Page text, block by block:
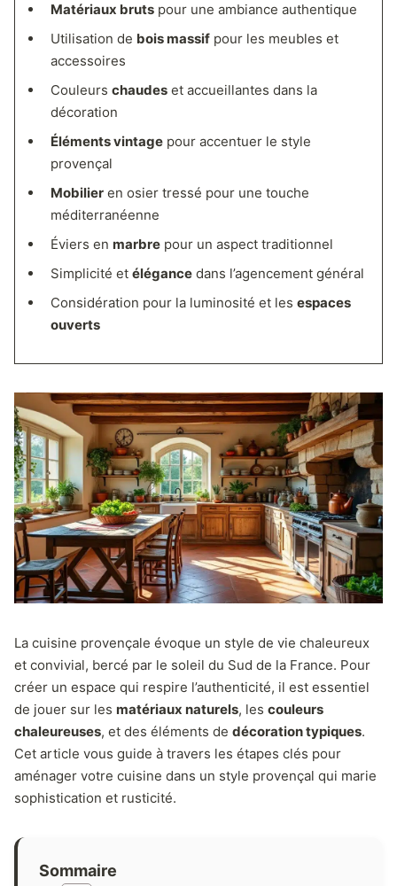
Matériaux brutspour une ambiance authentique
Utilisation de bois massifpour les meubles et
accessoires
Couleurs chaudeset accueillantes dans la
décoration
Éléments vintagepour accentuer le style
provençal
Mobilieren osier tressé pour une touche
méditerranéenne
Éviers en marbrepour un aspect traditionnel
Simplicité et élégancedans l’agencement général
Considération pour la luminosité et les espaces
ouverts
La cuisine provençale évoque un style de vie chaleureux
et convivial, bercé par le soleil du Sud de la France. Pour
créer un espace qui respire l’authenticité, il est essentiel
de jouer sur les matériaux naturels, les couleurs
chaleureuses, et des éléments de décoration typiques.
Cet article vous guide à travers les étapes clés pour
aménager votre cuisine dans un style provençal qui marie
sophistication et rusticité.
Sommaire